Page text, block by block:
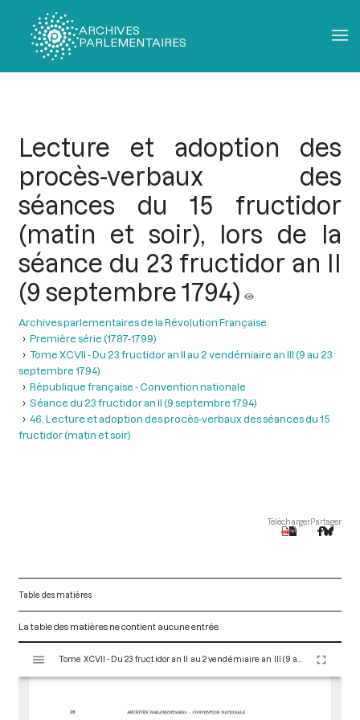
ARCHIVES
PARLEMENTAIRES
Lecture et adoption des
procès-verbaux des
séances du 15 fructidor
(matin et soir), lors de la
séance du 23 fructidor an II
(9 septembre 1794)
Archives parlementaires de la Révolution Française
Première série (1787-1799)
Tome XCVII - Du 23 fructidor an II au 2 vendémiaire an III (9 au 23
septembre 1794)
République française - Convention nationale
Séance du 23 fructidor an II (9 septembre 1794)
46. Lecture et adoption des procès-verbaux des séances du 15
fructidor (matin et soir)
TéléchargerPartager
Table des matières
La table des matières ne contient aucune entrée.
s